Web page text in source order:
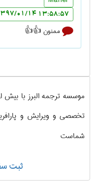
13:58:57 1397/01/14
ممنون 👍👍
موسسه ترجمه البرز با بیش
تخصصی و ویرایش و
شماست
ثبت